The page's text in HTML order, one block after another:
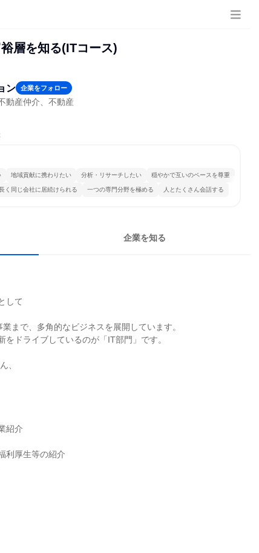
層を知る(ITコース)
ン 企業をフォロー
動産仲介、不動産
地域貢献に携わりたい 分析・リサーチしたい 穏やかで互いのペースを尊重
く同じ会社に居続けられる 一つの専門分野を極める 人とたくさん会話する
企業を知る
して
まで、多角的なビジネスを展開しています。
ドライブしているのが「IT部門」です。
、
紹介
利厚生等の紹介